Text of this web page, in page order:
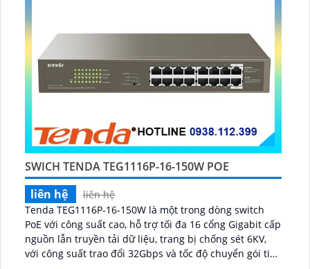
SWICH TENDA TEG1116P-16-150W POE
liên hệ
liên hệ
Tenda TEG1116P-16-150W là một trong dòng switch
PoE với công suất cao, hỗ trợ tối đa 16 cổng Gigabit cấp
nguồn lẫn truyền tải dữ liệu, trang bị chống sét 6KV,
với công suất trao đổi 32Gbps và tốc độ chuyển gói tin